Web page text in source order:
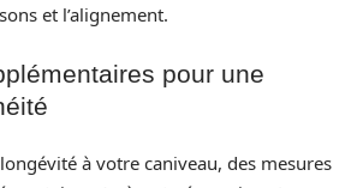
et l’alignement.
pour une
à votre caniveau, des mesures